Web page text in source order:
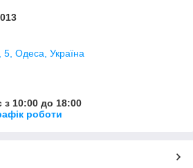
5, Одеса, Україна
з 10:00 до 18:00
роботи